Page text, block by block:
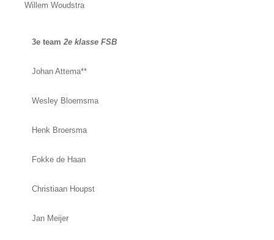
Willem Woudstra
3e team 2e klasse FSB
Johan Attema**
Wesley Bloemsma
Henk Broersma
Fokke de Haan
Christiaan Houpst
Jan Meijer